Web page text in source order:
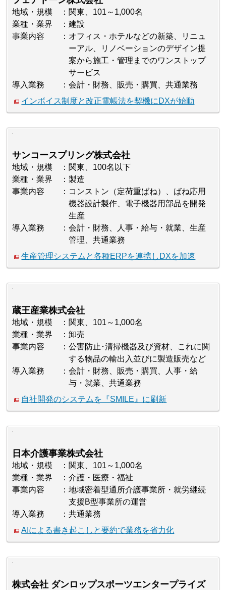
地域・規模
関東、101～1,000名
業種・業界
建設
事業内容
オフィス・ホテルなどの新築、リニュ
ーアル、リノベーションのデザイン提
案から施工・管理までのワンストップ
サービス
導入業務
会計・財務、販売・購買、共通業務
インボイス制度と改正電帳法を契機にDXが始動
サンコースプリング株式会社
地域・規模
関東、100名以下
業種・業界
製造
事業内容
コンストン（定荷重ばね）、ばね応用
機器設計製作、電子機器用部品を開発
生産
導入業務
会計・財務、人事・給与・就業、生産
管理、共通業務
生産管理システムと各種ERPを連携しDXを加速
蔵王産業株式会社
地域・規模
関東、101～1,000名
業種・業界
卸売
事業内容
公害防止･清掃機器及び資材、これに関
する物品の輸出入並びに製造販売など
導入業務
会計・財務、販売・購買、人事・給
与・就業、共通業務
自社開発のシステムを『SMILE』に刷新
日本介護事業株式会社
地域・規模
関東、101～1,000名
業種・業界
介護・医療・福祉
事業内容
地域密着型通所介護事業所・就労継続
支援B型事業所の運営
導入業務
共通業務
AIによる書き起こしと要約で業務を省力化
株式会社 ダンロップスポーツエンタープライズ